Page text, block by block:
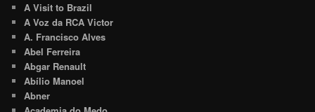
A Visit to Brazil
A Voz da RCA Victor
A. Francisco Alves
Abel Ferreira
Abgar Renault
Abílio Manoel
Abner